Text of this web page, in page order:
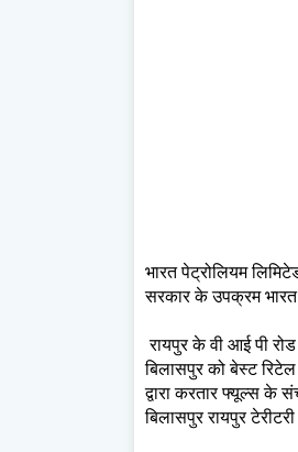
भारत पेट्रोलियम
सरकार के उपक्रम भारत
रायपुर के वी आई पी
बिलासपुर को बेस्ट
द्वारा करतार फ्यूल्स के
बिलासपुर रायपुर